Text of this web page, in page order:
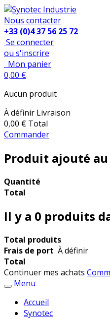
Nous contacter
+33 (0)4 37 56 25 72
Se connecter
ou s'inscrire
Mon panier
0,00 €
Aucun produit
À définir Livraison
0,00 € Total
Commander
Produit ajouté au
Quantité
Total
Il y a 0 produits
Total produits
Frais de port À définir
Total
Continuer mes achats
Menu
Accueil
Synotec